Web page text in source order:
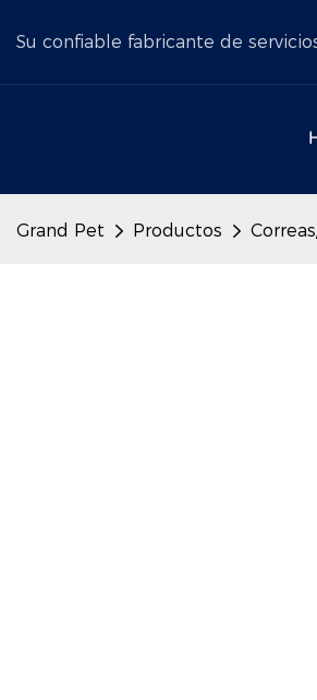
Su confiable fabricante de
Grand Pet Productos